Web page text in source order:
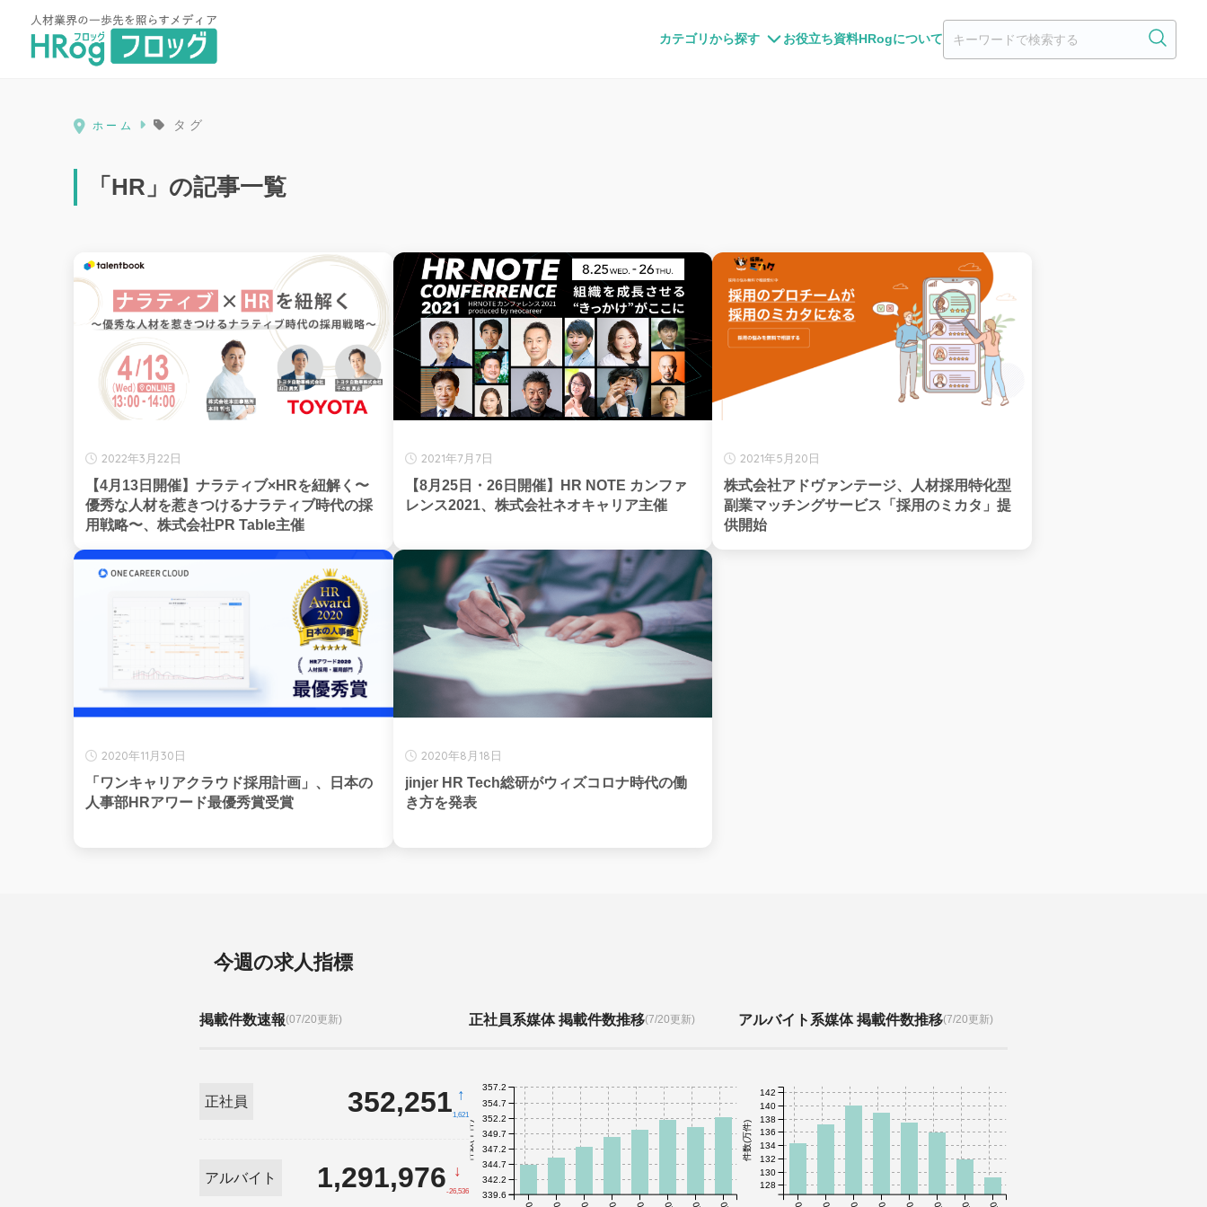
カテゴリから探す お役立ち資料HRogについて
HRog | 人材業界の一歩先を照らすメディア
ホーム タグ
「HR」の記事一覧
2022年3月22日
【4月13日開催】ナラティブ×HRを紐解く〜
優秀な人材を惹きつけるナラティブ時代の採
用戦略〜、株式会社PR Table主催
2021年7月7日
【8月25日・26日開催】HR NOTE カンファ
レンス2021、株式会社ネオキャリア主催
2021年5月20日
株式会社アドヴァンテージ、人材採用特化型
副業マッチングサービス「採用のミカタ」提
供開始
2020年11月30日
「ワンキャリアクラウド採用計画」、日本の
人事部HRアワード最優秀賞受賞
2020年8月18日
jinjer HR Tech総研がウィズコロナ時代の働
き方を発表
今週の求人指標
掲載件数速報(07/20更新)
正社員 352,251 ↑
1,621
アルバイト 1,291,976 ↓
-26,536
正社員系媒体 掲載件数推移(7/20更新)
件数(千件)
339.6
342.2
344.7
347.2
349.7
352.2
354.7
357.2
アルバイト系媒体 掲載件数推移(7/20更新)
件数(万件)
128
130
132
134
136
138
140
142